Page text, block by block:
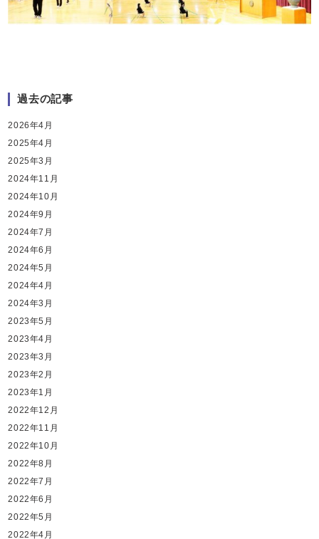
過去の記事
2026年4月
2025年4月
2025年3月
2024年11月
2024年10月
2024年9月
2024年7月
2024年6月
2024年5月
2024年4月
2024年3月
2023年5月
2023年4月
2023年3月
2023年2月
2023年1月
2022年12月
2022年11月
2022年10月
2022年8月
2022年7月
2022年6月
2022年5月
2022年4月